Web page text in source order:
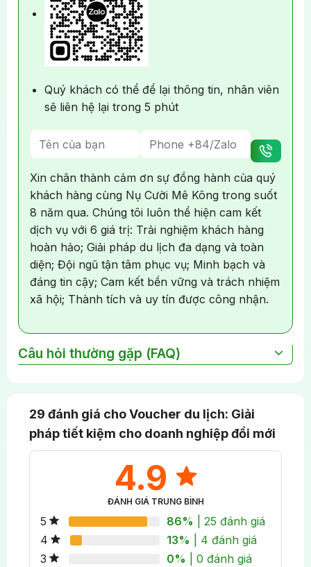
Quý khách có thể để lại thông tin, nhân viên
sẽ liên hệ lại trong 5 phút
Xin chân thành cảm ơn sự đồng hành của quý
khách hàng cùng Nụ Cười Mê Kông trong suốt
8 năm qua. Chúng tôi luôn thể hiện cam kết
dịch vụ với 6 giá trị: Trải nghiệm khách hàng
hoàn hảo; Giải pháp du lịch đa dạng và toàn
diện; Đội ngũ tận tâm phục vụ; Minh bạch và
đáng tin cậy; Cam kết bền vững và trách nhiệm
xã hội; Thành tích và uy tín được công nhận.
Câu hỏi thường gặp (FAQ)
Nụ Cười Mê Kông là công ty du lịch uy tín và chất
Đại lý cấp 1 của các hãng máy bay và hãng tàu
cao tốc
Đại lý hiếm hoi của Tổng công ty Đường Sắt Việt
Nam tại Cần Thơ
29 đánh giá choVoucher du lịch: Giải
pháp tiết kiệm cho doanh nghiệp đổi mới
4.9
ĐÁNH GIÁ TRUNG BÌNH
5 86%
| 25 đánh giá
4
13%
| 4 đánh giá
3
0%
| 0 đánh giá